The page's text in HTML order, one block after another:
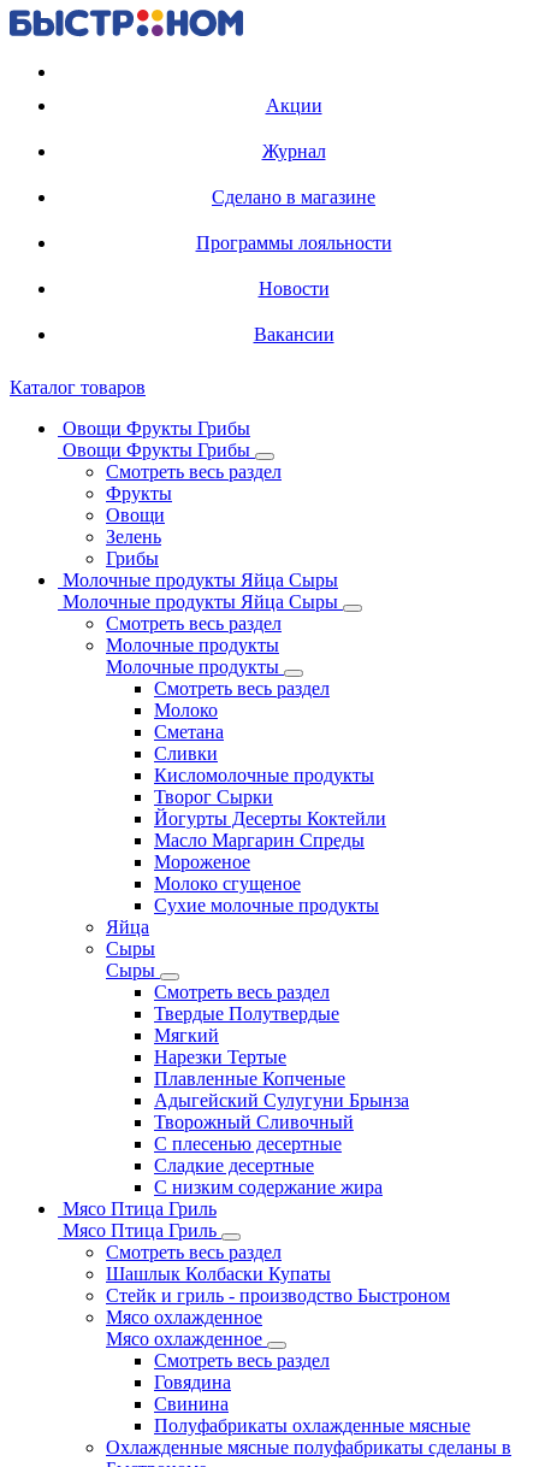
Акции
Журнал
Сделано в магазине
Программы лояльности
Новости
Вакансии
Каталог товаров
Овощи Фрукты Грибы
Овощи Фрукты Грибы
Смотреть весь раздел
Фрукты
Овощи
Зелень
Грибы
Молочные продукты Яйца Сыры
Молочные продукты Яйца Сыры
Смотреть весь раздел
Молочные продукты
Молочные продукты
Смотреть весь раздел
Молоко
Сметана
Сливки
Кисломолочные продукты
Творог Сырки
Йогурты Десерты Коктейли
Масло Маргарин Спреды
Мороженое
Молоко сгущеное
Сухие молочные продукты
Яйца
Сыры
Сыры
Смотреть весь раздел
Твердые Полутвердые
Мягкий
Нарезки Тертые
Плавленные Копченые
Адыгейский Сулугуни Брынза
Творожный Сливочный
С плесенью десертные
Сладкие десертные
С низким содержание жира
Мясо Птица Гриль
Мясо Птица Гриль
Смотреть весь раздел
Шашлык Колбаски Купаты
Стейк и гриль - производство Быстроном
Мясо охлажденное
Мясо охлажденное
Смотреть весь раздел
Говядина
Свинина
Полуфабрикаты охлажденные мясные
Охлажденные мясные полуфабрикаты сделаны в